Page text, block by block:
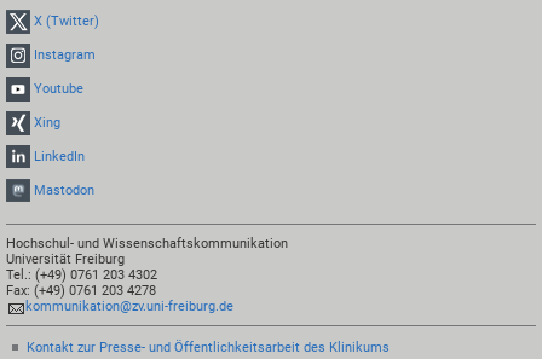
X (Twitter)
Instagram
Youtube
Xing
LinkedIn
Mastodon
Hochschul- und Wissenschaftskommunikation
Universität Freiburg
Tel.: (+49) 0761 203 4302
Fax: (+49) 0761 203 4278
kommunikation@zv.uni-freiburg.de
Kontakt zur Presse- und Öffentlichkeitsarbeit des Klinikums